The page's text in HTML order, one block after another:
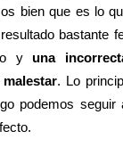
bien que es lo
bastante
y una
. Lo
podemos seguir